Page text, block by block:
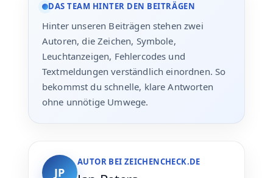
DAS TEAM HINTER DEN BEITRÄGEN
Hinter unseren Beiträgen stehen zwei
Autoren, die Zeichen, Symbole,
Leuchtanzeigen, Fehlercodes und
Textmeldungen verständlich einordnen. So
bekommst du schnelle, klare Antworten
ohne unnötige Umwege.
JP
AUTOR BEI ZEICHENCHECK.DE